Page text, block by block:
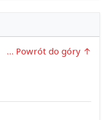
… Powrót do góry